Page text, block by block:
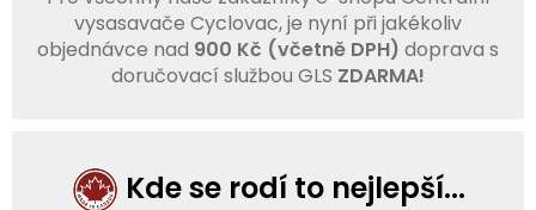
vysasavače Cyclovac, je nyní při jakékoliv
objednávce nad 900 Kč (včetně DPH) doprava s
doručovací službou GLS ZDARMA!
Kde se rodí to nejlepší...